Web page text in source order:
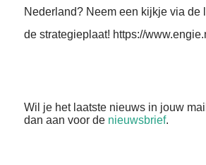
Nederland? Neem een kijkje via de
de strategieplaat! https://
Wil je het laatste nieuws in jouw
dan aan voor de nieuwsbrief.